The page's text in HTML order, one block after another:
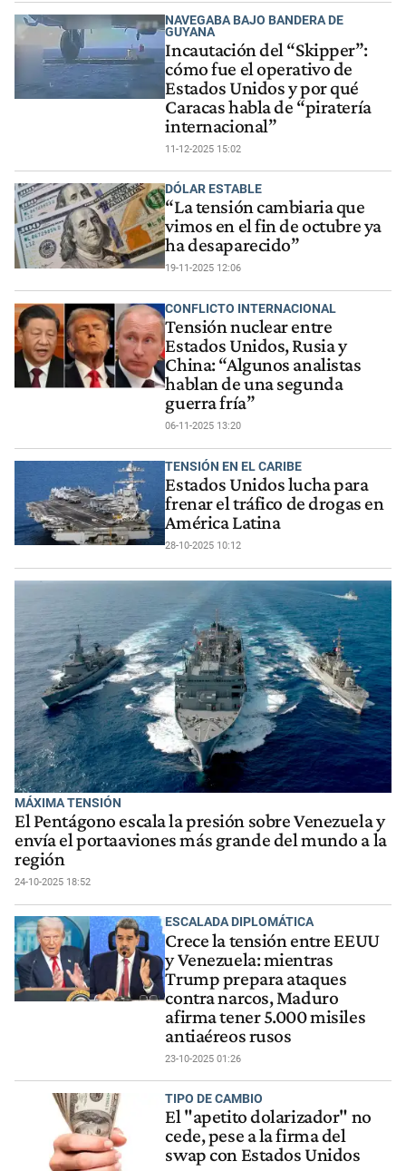
NAVEGABA BAJO BANDERA DE
GUYANA
Incautación del “Skipper”:
cómo fue el operativo de
Estados Unidos y por qué
Caracas habla de “piratería
internacional”
11-12-2025 15:02
DÓLAR ESTABLE
“La tensión cambiaria que
vimos en el fin de octubre ya
ha desaparecido”
19-11-2025 12:06
CONFLICTO INTERNACIONAL
Tensión nuclear entre
Estados Unidos, Rusia y
China: “Algunos analistas
hablan de una segunda
guerra fría”
06-11-2025 13:20
TENSIÓN EN EL CARIBE
Estados Unidos lucha para
frenar el tráfico de drogas en
América Latina
28-10-2025 10:12
MÁXIMA TENSIÓN
El Pentágono escala la presión sobre Venezuela y
envía el portaaviones más grande del mundo a la
región
24-10-2025 18:52
ESCALADA DIPLOMÁTICA
Crece la tensión entre EEUU
y Venezuela: mientras
Trump prepara ataques
contra narcos, Maduro
afirma tener 5.000 misiles
antiaéreos rusos
23-10-2025 01:26
TIPO DE CAMBIO
El "apetito dolarizador" no
cede, pese a la firma del
swap con Estados Unidos